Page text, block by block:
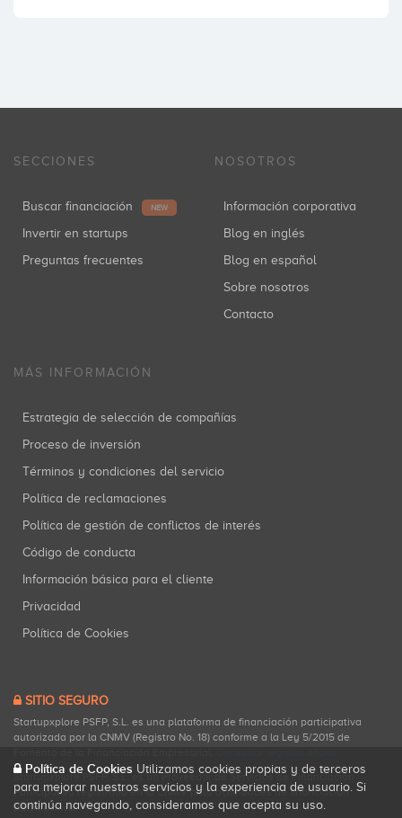
SECCIONES
Buscar financiación NEW
Invertir en startups
Preguntas frecuentes
NOSOTROS
Información corporativa
Blog en inglés
Blog en español
Sobre nosotros
Contacto
MÁS INFORMACIÓN
Estrategia de selección de compañías
Proceso de inversión
Términos y condiciones del servicio
Política de reclamaciones
Política de gestión de conflictos de interés
Código de conducta
Información básica para el cliente
Privacidad
Política de Cookies
SITIO SEGURO
Startupxplore PSFP, S.L. es una plataforma de financiación participativa
autorizada por la CNMV (Registro No. 18) conforme a la Ley 5/2015 de
Startupxplore PSFP, S.L. es un Proveedor de Servicios de Financiación
Participativa registrado en la CNMV para actividades de financiación
participativa.
Política de Cookies Utilizamos cookies propias y de terceros
para mejorar nuestros servicios y la experiencia de usuario. Si
continúa navegando, consideramos que acepta su uso.